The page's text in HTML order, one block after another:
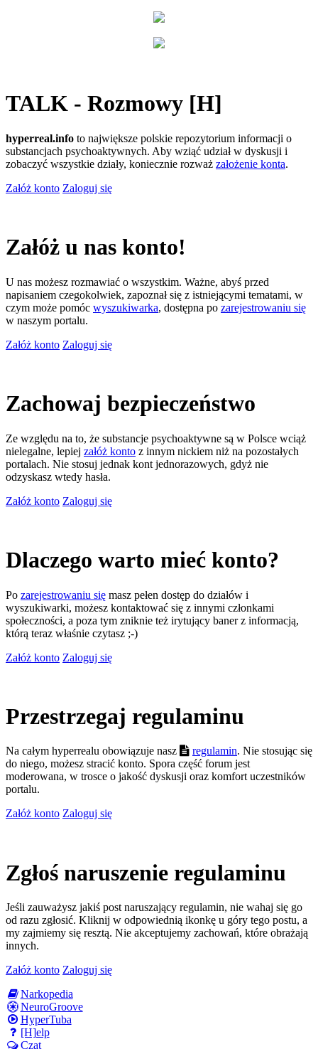
TALK - Rozmowy [H]
hyperreal.info to największe polskie repozytorium informacji o
substancjach psychoaktywnych. Aby wziąć udział w dyskusji i
zobaczyć wszystkie działy, koniecznie rozważ założenie konta.
Załóż konto Zaloguj się
Załóż u nas konto!
U nas możesz rozmawiać o wszystkim. Ważne, abyś przed
napisaniem czegokolwiek, zapoznał się z istniejącymi tematami, w
czym może pomóc wyszukiwarka, dostępna po zarejestrowaniu się
w naszym portalu.
Załóż konto Zaloguj się
Zachowaj bezpieczeństwo
Ze względu na to, że substancje psychoaktywne są w Polsce wciąż
nielegalne, lepiej załóż konto z innym nickiem niż na pozostałych
portalach. Nie stosuj jednak kont jednorazowych, gdyż nie
odzyskasz wtedy hasła.
Załóż konto Zaloguj się
Dlaczego warto mieć konto?
Po zarejestrowaniu się masz pełen dostęp do działów i
wyszukiwarki, możesz kontaktować się z innymi członkami
społeczności, a poza tym zniknie też irytujący baner z informacją,
którą teraz właśnie czytasz ;-)
Załóż konto Zaloguj się
Przestrzegaj regulaminu
Na całym hyperrealu obowiązuje nasz regulamin. Nie stosując się
do niego, możesz stracić konto. Spora część forum jest
moderowana, w trosce o jakość dyskusji oraz komfort uczestników
portalu.
Załóż konto Zaloguj się
Zgłoś naruszenie regulaminu
Jeśli zauważysz jakiś post naruszający regulamin, nie wahaj się go
od razu zgłosić. Kliknij w odpowiednią ikonkę u góry tego postu, a
my zajmiemy się resztą. Nie akceptujemy zachowań, które obrażają
innych.
Załóż konto Zaloguj się
Narkopedia
NeuroGroove
HyperTuba
[H]elp
Czat